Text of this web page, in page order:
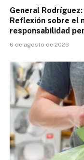
General
Reflexión sobre el
responsabilidad
6 de agosto de 2026